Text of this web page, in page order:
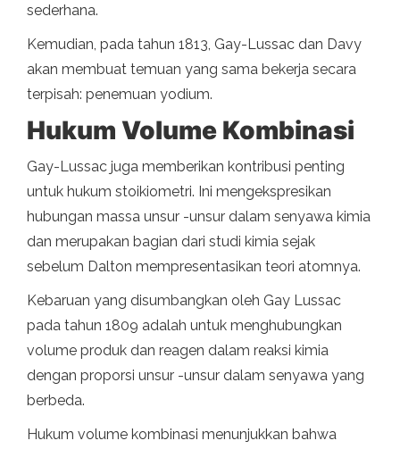
sederhana.
Kemudian, pada tahun 1813, Gay-Lussac dan Davy
akan membuat temuan yang sama bekerja secara
terpisah: penemuan yodium.
Hukum Volume Kombinasi
Gay-Lussac juga memberikan kontribusi penting
untuk hukum stoikiometri. Ini mengekspresikan
hubungan massa unsur -unsur dalam senyawa kimia
dan merupakan bagian dari studi kimia sejak
sebelum Dalton mempresentasikan teori atomnya.
Kebaruan yang disumbangkan oleh Gay Lussac
pada tahun 1809 adalah untuk menghubungkan
volume produk dan reagen dalam reaksi kimia
dengan proporsi unsur -unsur dalam senyawa yang
berbeda.
Hukum volume kombinasi menunjukkan bahwa